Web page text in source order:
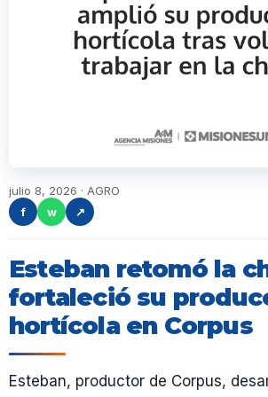
julio 8, 2026 · AGRO
f
w ↗
Esteban retomó la
fortaleció su
hortícola en Corpus
Esteban, productor de Corpus,